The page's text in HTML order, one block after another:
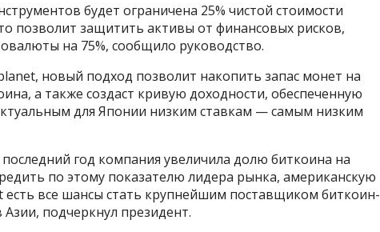
будет ограничена 25% чистой стоимости
позволит защитить активы от финансовых рисков,
на 75%, сообщило руководство.
новый подход позволит накопить запас монет на
а также создаст кривую доходности, обеспеченную
для Японии низким ставкам — самым низким
год компания увеличила долю биткоина на
по этому показателю лидера рынка, американскую
есть все шансы стать крупнейшим поставщиком биткоин-
подчеркнул президент.